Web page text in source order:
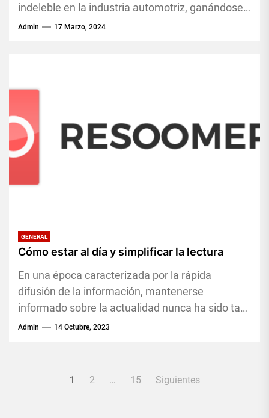
indeleble en la industria automotriz, ganándose
el reconocimiento y la admiración...
Admin 17 Marzo, 2024
GENERAL
Cómo estar al día y simplificar la lectura
En una época caracterizada por la rápida
difusión de la información, mantenerse
informado sobre la actualidad nunca ha sido tan
importante. El mundo cambia constantemente...
Admin 14 Octubre, 2023
Paginación
1 2 … 15 Siguientes